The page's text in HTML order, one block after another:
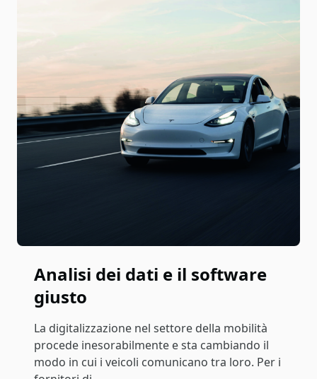
Analisi dei dati e il software
giusto
La digitalizzazione nel settore della mobilità
procede inesorabilmente e sta cambiando il
modo in cui i veicoli comunicano tra loro. Per i